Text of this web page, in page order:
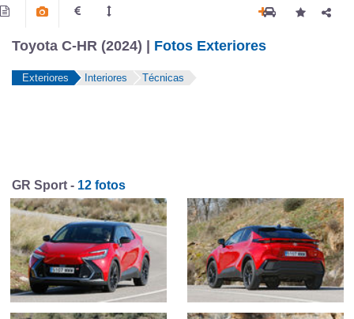
Toyota C-HR (2024) | Fotos Exteriores
Exteriores Interiores Técnicas
GR Sport - 12 fotos